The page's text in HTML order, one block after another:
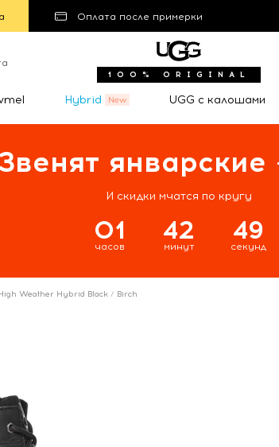
Оплата после примерки
100% ORIGINAL
Hybrid UGG с калошами
январские
И скидки мчатся по кругу
01
часов
42
минут
48
секунд
Weather Hybrid Black / Birch